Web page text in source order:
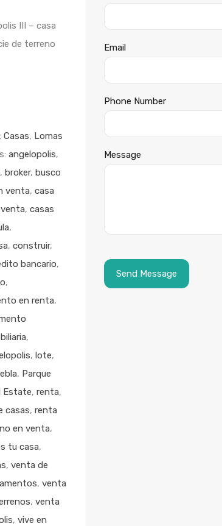
III – casa
de terreno
Casas, Lomas
angelopolis,
, broker, busco
venta, casa
, casas
,
, construir,
bancario,
,
en renta,
,
, lote,
, Parque
Estate, renta,
casas, renta
en venta,
tu casa,
, venta de
, venta
, venta
, vive en
Email
Phone Number
Message